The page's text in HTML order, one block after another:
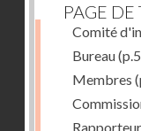
PAGE DE
Comité
Bureau
Membres